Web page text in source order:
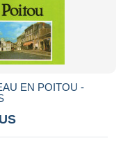
EN POITOU -